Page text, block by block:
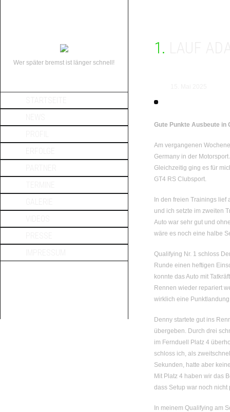
Wer später bremst ist länger schnell!
Gute Punkte Ausbeute in
Am vergangenen
Germany in der
Gleichzeitig ging es für
GT4 RS Clubsport.
In den freien Trainings
und ich setzte im zweiten
Auto war sehr gut und
wäre es noch eine halbe
Qualifying Nr. 1 schloss
Runde einen heftigen
konnte das Auto mit
Rennen wieder repariert
wirklich eine
Denny startete gut ins
übergeben. Durch drei
im Fernduell Platz 4
schloss ich, als
Sekunden, hatte aber
Mit Platz 4 haben wir das
dass Setup war noch
In meinem Qualifying am